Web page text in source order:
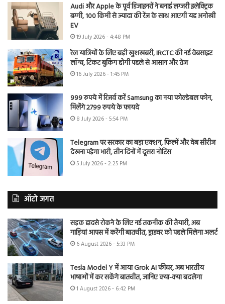
Audi और Apple के पूर्व डिजाइनरों ने बनाई लग्जरी इलेक्ट्रिक
बग्गी, 100 किमी से ज्यादा की रेंज के साथ आएगी यह अनोखी
EV
19 July 2026 - 4:48 PM
रेल यात्रियों के लिए बड़ी खुशखबरी, IRCTC की नई वेबसाइट
लॉन्च, टिकट बुकिंग होगी पहले से आसान और तेज
16 July 2026 - 1:45 PM
999 रुपये में रिजर्व करें Samsung का नया फोल्डेबल फोन,
मिलेंगे 2799 रुपये के फायदे
8 July 2026 - 5:54 PM
Telegram पर सरकार का बड़ा एक्शन, फिल्में और वेब सीरीज
देखना पड़ेगा भारी, तीन दिनों में दूसरा नोटिस
5 July 2026 - 2:25 PM
ऑटो जगत
सड़क हादसे रोकने के लिए नई तकनीक की तैयारी, अब
गाड़ियां आपस में करेंगी बातचीत, ड्राइवर को पहले मिलेगा अलर्ट
6 August 2026 - 5:33 PM
Tesla Model Y में आया Grok AI फीचर, अब भारतीय
भाषाओं में कर सकेंगे बातचीत, जानिए क्या-क्या बदलेगा
1 August 2026 - 6:42 PM